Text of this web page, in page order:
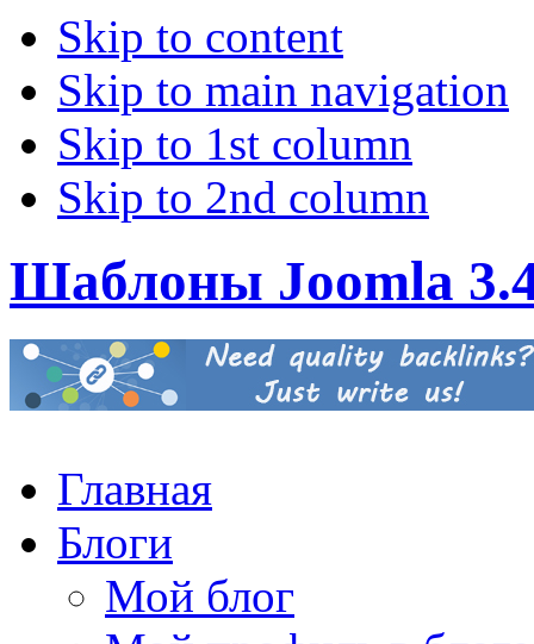
Skip to content
Skip to main navigation
Skip to 1st column
Skip to 2nd column
Шаблоны Joomla
Главная
Блоги
Мой блог